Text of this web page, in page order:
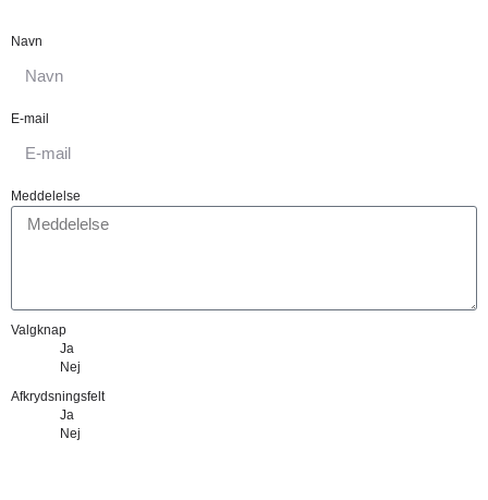
Navn
E-mail
Meddelelse
Valgknap
Ja
Nej
Afkrydsningsfelt
Ja
Nej